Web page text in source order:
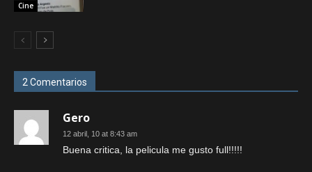
Cine
2 Comentarios
Gero
12 abril, 10 at 8:43 am
Buena critica, la pelicula me gusto full!!!!!